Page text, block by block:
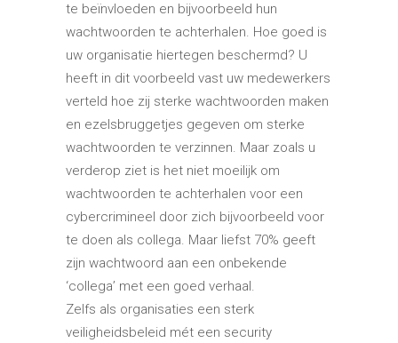
te beïnvloeden en bijvoorbeeld hun
wachtwoorden te achterhalen. Hoe goed is
uw organisatie hiertegen beschermd? U
heeft in dit voorbeeld vast uw medewerkers
verteld hoe zij sterke wachtwoorden maken
en ezelsbruggetjes gegeven om sterke
wachtwoorden te verzinnen. Maar zoals u
verderop ziet is het niet moeilijk om
wachtwoorden te achterhalen voor een
cybercrimineel door zich bijvoorbeeld voor
te doen als collega. Maar liefst 70% geeft
zijn wachtwoord aan een onbekende
‘collega’ met een goed verhaal.
Zelfs als organisaties een sterk
veiligheidsbeleid mét een security